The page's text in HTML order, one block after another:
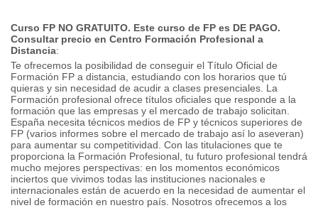
Curso FP NO GRATUITO. Este curso de FP es DE PAGO.
Consultar precio en Centro Formación Profesional a
Distancia:
Te ofrecemos la posibilidad de conseguir el Título Oficial de
Formación FP a distancia, estudiando con los horarios que tú
quieras y sin necesidad de acudir a clases presenciales. La
Formación profesional ofrece títulos oficiales que responde a la
formación que las empresas y el mercado de trabajo solicitan.
España necesita técnicos medios de FP y técnicos superiores de
FP (varios informes sobre el mercado de trabajo así lo aseveran)
para aumentar su competitividad. Con las titulaciones que te
proporciona la Formación Profesional, tu futuro profesional tendrá
mucho mejores perspectivas: en los momentos económicos
inciertos que vivimos todas las instituciones nacionales e
internacionales están de acuerdo en la necesidad de aumentar el
nivel de formación en nuestro país. Nosotros ofrecemos a los